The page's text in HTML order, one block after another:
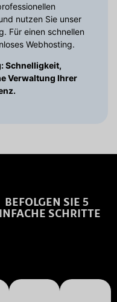
nutzen Sie unser
Für einen schnellen
Webhosting.
Schnelligkeit,
Verwaltung Ihrer
BEFOLGEN SIE 5
SCHRITTE